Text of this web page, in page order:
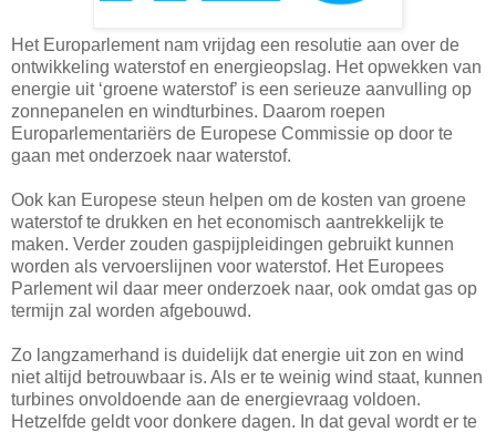
Het Europarlement nam vrijdag een resolutie aan over de
ontwikkeling waterstof en energieopslag. Het opwekken van
energie uit ‘groene waterstof’ is een serieuze aanvulling op
zonnepanelen en windturbines. Daarom roepen
Europarlementariërs de Europese Commissie op door te
gaan met onderzoek naar waterstof.
Ook kan Europese steun helpen om de kosten van groene
waterstof te drukken en het economisch aantrekkelijk te
maken. Verder zouden gaspijpleidingen gebruikt kunnen
worden als vervoerslijnen voor waterstof. Het Europees
Parlement wil daar meer onderzoek naar, ook omdat gas op
termijn zal worden afgebouwd.
Zo langzamerhand is duidelijk dat energie uit zon en wind
niet altijd betrouwbaar is. Als er te weinig wind staat, kunnen
turbines onvoldoende aan de energievraag voldoen.
Hetzelfde geldt voor donkere dagen. In dat geval wordt er te